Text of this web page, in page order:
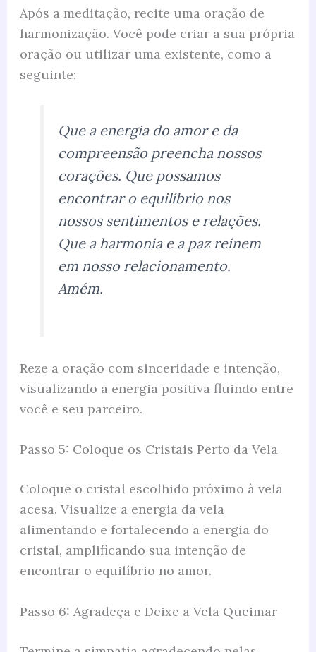
Após a meditação, recite uma oração de
harmonização. Você pode criar a sua própria
oração ou utilizar uma existente, como a
seguinte:
Que a energia do amor e da
compreensão preencha nossos
corações. Que possamos
encontrar o equilíbrio nos
nossos sentimentos e relações.
Que a harmonia e a paz reinem
em nosso relacionamento.
Amém.
Reze a oração com sinceridade e intenção,
visualizando a energia positiva fluindo entre
você e seu parceiro.
Passo 5: Coloque os Cristais Perto da Vela
Coloque o cristal escolhido próximo à vela
acesa. Visualize a energia da vela
alimentando e fortalecendo a energia do
cristal, amplificando sua intenção de
encontrar o equilíbrio no amor.
Passo 6: Agradeça e Deixe a Vela Queimar